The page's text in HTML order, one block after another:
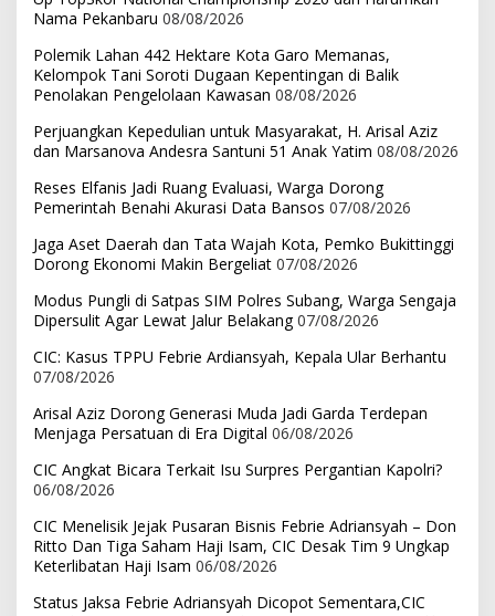
Nama Pekanbaru 08/08/2026
Polemik Lahan 442 Hektare Kota Garo Memanas,
Kelompok Tani Soroti Dugaan Kepentingan di Balik
Penolakan Pengelolaan Kawasan 08/08/2026
Perjuangkan Kepedulian untuk Masyarakat, H. Arisal Aziz
dan Marsanova Andesra Santuni 51 Anak Yatim 08/08/2026
Reses Elfanis Jadi Ruang Evaluasi, Warga Dorong
Pemerintah Benahi Akurasi Data Bansos 07/08/2026
Jaga Aset Daerah dan Tata Wajah Kota, Pemko Bukittinggi
Dorong Ekonomi Makin Bergeliat 07/08/2026
Modus Pungli di Satpas SIM Polres Subang, Warga Sengaja
Dipersulit Agar Lewat Jalur Belakang 07/08/2026
CIC: Kasus TPPU Febrie Ardiansyah, Kepala Ular Berhantu
07/08/2026
Arisal Aziz Dorong Generasi Muda Jadi Garda Terdepan
Menjaga Persatuan di Era Digital 06/08/2026
CIC Angkat Bicara Terkait Isu Surpres Pergantian Kapolri?
06/08/2026
CIC Menelisik Jejak Pusaran Bisnis Febrie Adriansyah – Don
Ritto Dan Tiga Saham Haji Isam, CIC Desak Tim 9 Ungkap
Keterlibatan Haji Isam 06/08/2026
Status Jaksa Febrie Adriansyah Dicopot Sementara,CIC